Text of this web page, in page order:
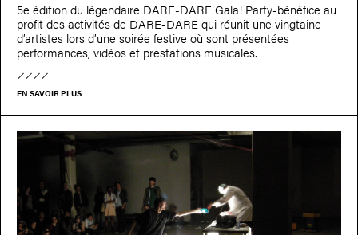
5e édition du légendaire DARE-DARE Gala! Party-bénéfice au
profit des activités de DARE-DARE qui réunit une vingtaine
d’artistes lors d’une soirée festive où sont présentées
performances, vidéos et prestations musicales.
EN SAVOIR PLUS